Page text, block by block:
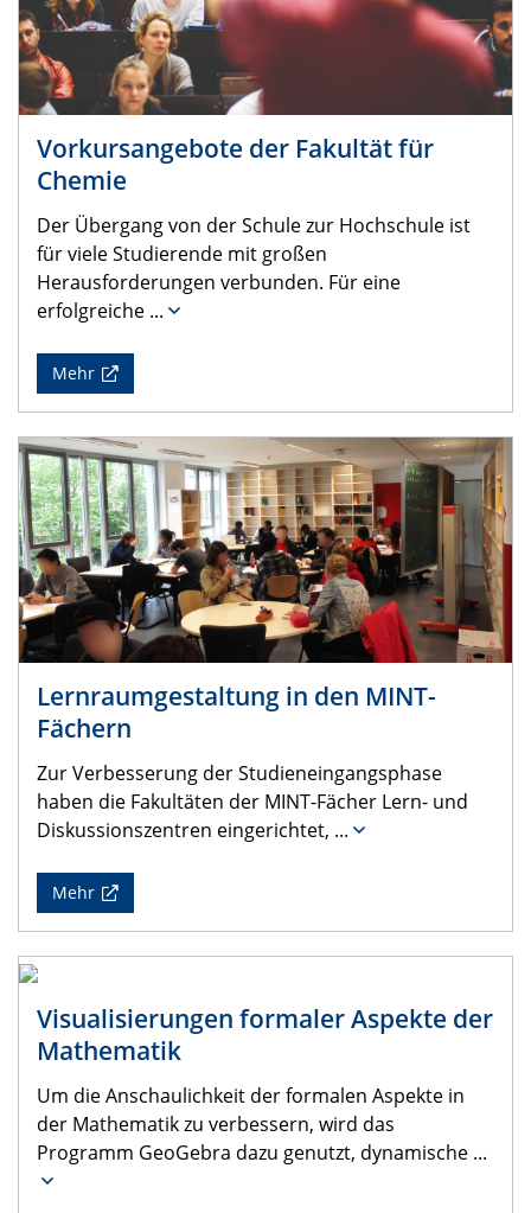
Vorkursangebote der Fakultät für
Chemie
Der Übergang von der Schule zur Hochschule ist
für viele Studierende mit großen
Herausforderungen verbunden. Für eine
erfolgreiche ...
Mehr
Lernraumgestaltung in den MINT-
Fächern
Zur Verbesserung der Studieneingangsphase
haben die Fakultäten der MINT-Fächer Lern- und
Diskussionszentren eingerichtet, ...
Mehr
Visualisierungen formaler Aspekte der
Mathematik
Um die Anschaulichkeit der formalen Aspekte in
der Mathematik zu verbessern, wird das
Programm GeoGebra dazu genutzt, dynamische ...